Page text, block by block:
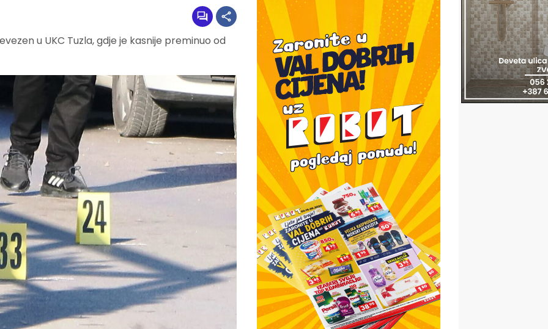
u UKC Tuzla, gdje je kasnije preminuo od